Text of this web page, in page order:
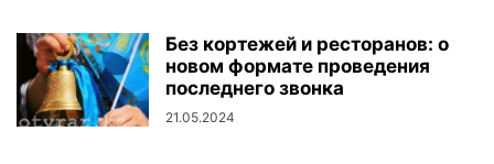
Без кортежей и ресторанов: о
новом формате проведения
последнего звонка
21.05.2024